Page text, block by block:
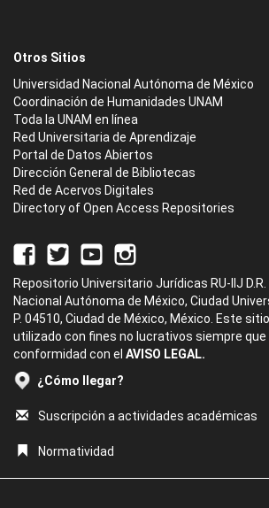
Otros Sitios
Universidad Nacional Autónoma de México
Coordinación de Humanidades UNAM
Toda la UNAM en línea
Red Universitaria de Aprendizaje
Portal de Datos Abiertos
Dirección General de Bibliotecas
Red de Acervos Digitales
Directory of Open Access Repositories
Repositorio Universitario Jurídicas RU-IIJ
Nacional Autónoma de México, Ciudad
P. 04510, Ciudad de México, México. Este
utilizado con fines no lucrativos siempre
conformidad con el AVISO LEGAL.
¿Cómo llegar?
Suscripción a actividades académicas
Normatividad